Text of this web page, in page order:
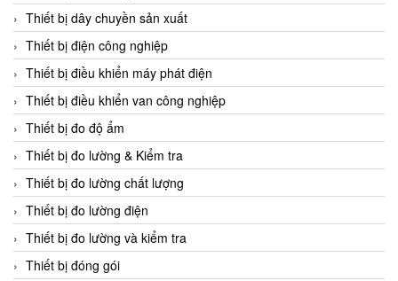
Celduc Vietnam
Cemb
Centec GmbH
CEQUBE
CHAUVIN ARNOUX
Checkline
Chino
Chiyoda Seiki
Chiyoda-Tsusho
Chongqing Huaneng
Thiết bị dây chuyền sản xuất
Thiết bị điện công nghiệp
Thiết bị điều khiển máy phát điện
Thiết bị điều khiển van công nghiệp
Thiết bị đo độ ẩm
Thiết bị đo lường & Kiểm tra
Thiết bị đo lường chất lượng
Thiết bị đo lường điện
Thiết bị đo lường và kiểm tra
Thiết bị đóng gói